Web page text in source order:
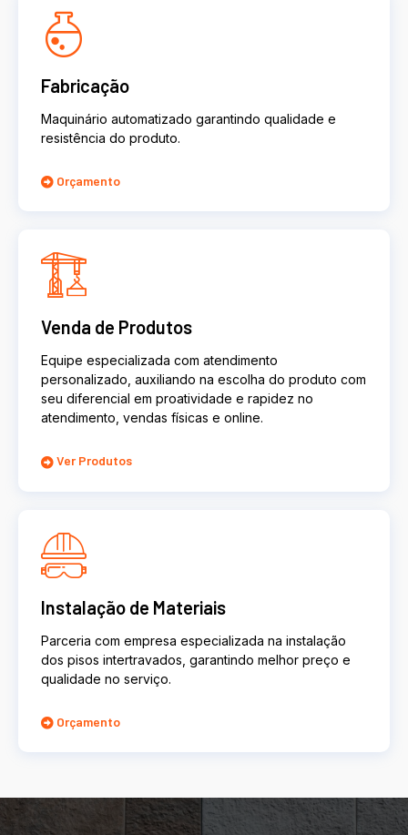
Fabricação
Maquinário automatizado garantindo qualidade e
resistência do produto.
Orçamento
Venda de Produtos
Equipe especializada com atendimento
personalizado, auxiliando na escolha do produto com
seu diferencial em proatividade e rapidez no
atendimento, vendas físicas e online.
Ver Produtos
Instalação de Materiais
Parceria com empresa especializada na instalação
dos pisos intertravados, garantindo melhor preço e
qualidade no serviço.
Orçamento